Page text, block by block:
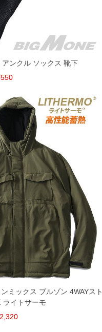
ンクル ソックス 靴下
ミックス ブルゾン 4WAYスト
ライトサーモ